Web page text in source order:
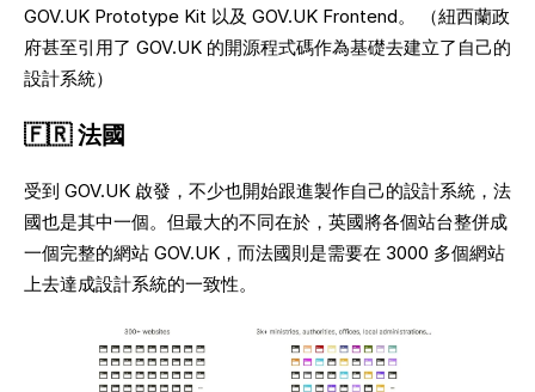
GOV.UK Prototype Kit 以及 GOV.UK Frontend。 （紐西蘭政
府甚至引用了 GOV.UK 的開源程式碼作為基礎去建立了自己的
設計系統）
🇫🇷 法國
受到 GOV.UK 啟發，不少也開始跟進製作自己的設計系統，法
國也是其中一個。但最大的不同在於，英國將各個站台整併成
一個完整的網站 GOV.UK，而法國則是需要在 3000 多個網站
上去達成設計系統的一致性。